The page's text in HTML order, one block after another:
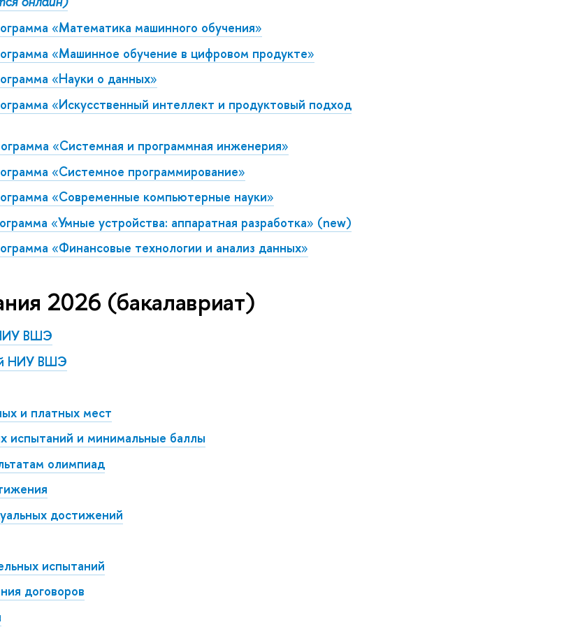
«Математика машинного обучения»
«Машинное обучение в цифровом продукте»
«Науки о данных»
«Искусственный интеллект и продуктовый подход
«Системная и программная инженерия»
«Системное программирование»
«Современные компьютерные науки»
«Умные устройства: аппаратная разработка» (new)
«Финансовые технологии и анализ данных»
2026 (бакалавриат)
ВШЭ
НИУ ВШЭ
и платных мест
испытаний и минимальные баллы
олимпиад
достижений
испытаний
договоров